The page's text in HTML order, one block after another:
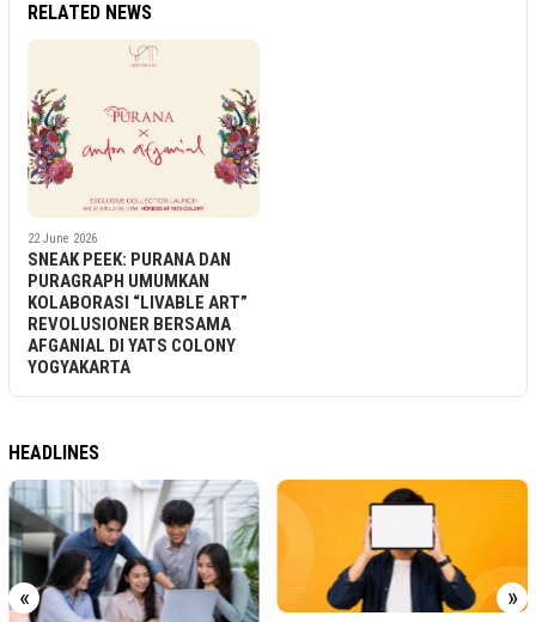
RELATED NEWS
22 June 2026
SNEAK PEEK: PURANA DAN
PURAGRAPH UMUMKAN
KOLABORASI “LIVABLE ART”
REVOLUSIONER BERSAMA
AFGANIAL DI YATS COLONY
YOGYAKARTA
HEADLINES
« »